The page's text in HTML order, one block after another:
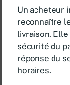
Un acheteur
reconnaître
livraison. Elle
sécurité du
réponse du
horaires.